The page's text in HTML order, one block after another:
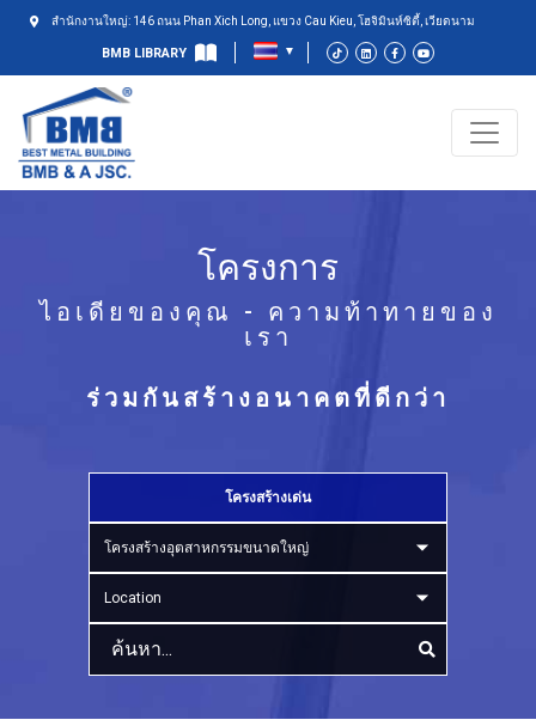
สำนักงานใหญ่: 146 ถนน Phan Xich Long, แขวง Cau Kieu, โฮจิมินห์ซิตี้, เวียดนาม
BMB LIBRARY
โครงการ
ไอเดียของคุณ - ความท้าทายของ
เรา
ร่วมกันสร้างอนาคตที่ดีกว่า
โครงสร้างเด่น
โครงสร้างอุตสาหกรรมขนาดใหญ่
Location